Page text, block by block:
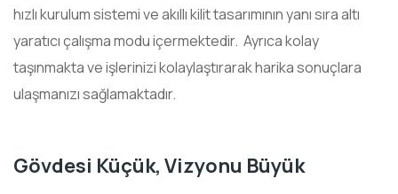
hızlı kurulum sistemi ve akıllı kilit tasarımının yanı sıra altı
yaratıcı çalışma modu içermektedir. Ayrıca kolay
taşınmakta ve işlerinizi kolaylaştırarak harika sonuçlara
ulaşmanızı sağlamaktadır.
Gövdesi Küçük, Vizyonu Büyük